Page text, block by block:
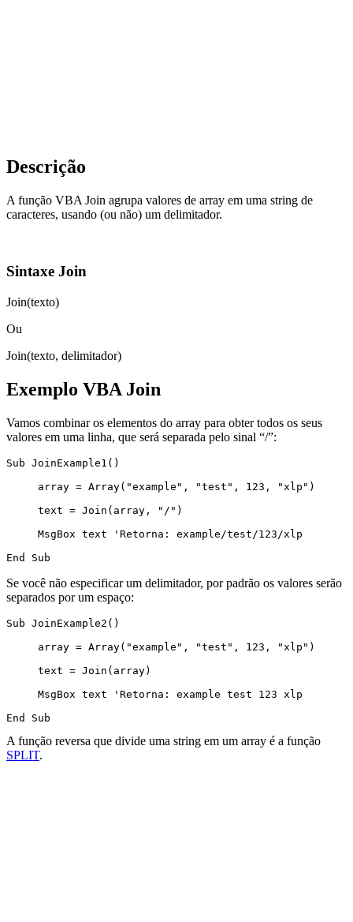
Descrição
A função VBA Join agrupa valores de array em uma string de
caracteres, usando (ou não) um delimitador.
Sintaxe Join
Join(texto)
Ou
Join(texto, delimitador)
Exemplo VBA Join
Vamos combinar os elementos do array para obter todos os seus
valores em uma linha, que será separada pelo sinal “/”:
Sub JoinExample1()
     array = Array("example", "test", 123, "xlp")
     text = Join(array, "/")
     MsgBox text 'Retorna: example/test/123/xlp
Se você não especificar um delimitador, por padrão os valores serão
separados por um espaço:
Sub JoinExample2()
     array = Array("example", "test", 123, "xlp")
     text = Join(array)
     MsgBox text 'Retorna: example test 123 xlp
A função reversa que divide uma string em um array é a função
SPLIT.